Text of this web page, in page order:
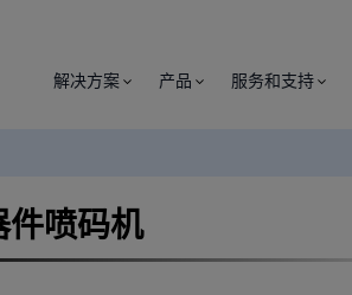
解决方案 产品 服务和支持
件喷码机